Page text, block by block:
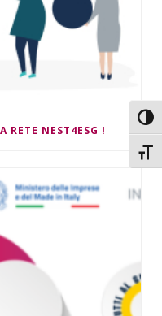
RETE NEST4ESG !